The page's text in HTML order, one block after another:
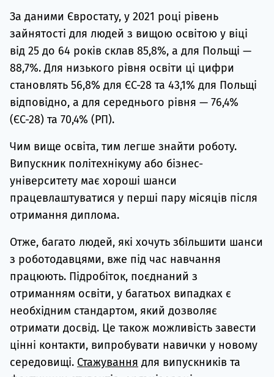
За даними Євростату, у 2021 році рівень
зайнятості для людей з вищою освітою у віці
від 25 до 64 років склав 85,8%, а для Польщі —
88,7%. Для низького рівня освіти ці цифри
становлять 56,8% для ЄС-28 та 43,1% для Польщі
відповідно, а для середнього рівня — 76,4%
(ЄС-28) та 70,4% (РП).
Чим вище освіта, тим легше знайти роботу.
Випускник політехнікуму або бізнес-
університету має хороші шанси
працевлаштуватися у перші пару місяців після
отримання диплома.
Отже, багато людей, які хочуть збільшити шанси
з роботодавцями, вже під час навчання
працюють. Підробіток, поєднаний з
отриманням освіти, у багатьох випадках є
необхідним стандартом, який дозволяє
отримати досвід. Це також можливість завести
цінні контакти, випробувати навички у новому
середовищі. Стажування для випускників та